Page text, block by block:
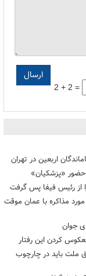
2 + 2 =
اربعین در تهران
از رئیس فیفا پس گرفت
مورد مذاکره با عمان موقت
جوان
ملت باید در چارچوب